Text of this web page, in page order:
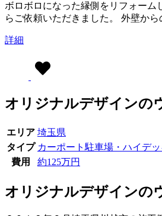
ボロボロになった縁側をリフォーム
らご依頼いただきました。 外壁か
詳細
オリジナルデザインの
エリア 埼玉県
タイプ カーポート 駐車場・ハイデッ
費用
約125万円
オリジナルデザインの